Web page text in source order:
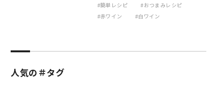
簡単レシピ
おつまみレシピ
赤ワイン
白ワイン
人気の＃タグ